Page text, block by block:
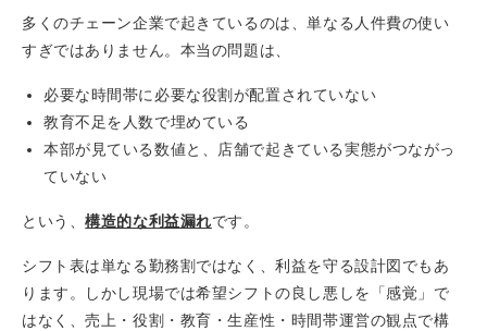
多くのチェーン企業で起きているのは、単なる人件費の使い
すぎではありません。本当の問題は、
必要な時間帯に必要な役割が配置されていない
教育不足を人数で埋めている
本部が見ている数値と、店舗で起きている実態がつながっ
ていない
という、構造的な利益漏れです。
シフト表は単なる勤務割ではなく、利益を守る設計図でもあ
ります。しかし現場では希望シフトの良し悪しを「感覚」で
はなく、売上・役割・教育・生産性・時間帯運営の観点で構